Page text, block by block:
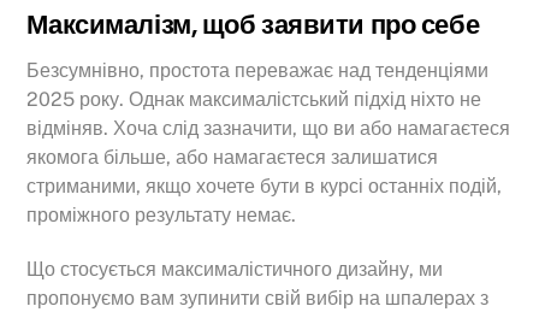
Максималізм, щоб заявити про себе
Безсумнівно, простота переважає над тенденціями
2025 року. Однак максималістський підхід ніхто не
відміняв. Хоча слід зазначити, що ви або намагаєтеся
якомога більше, або намагаєтеся залишатися
стриманими, якщо хочете бути в курсі останніх подій,
проміжного результату немає.
Що стосується максималістичного дизайну, ми
пропонуємо вам зупинити свій вибір на шпалерах з